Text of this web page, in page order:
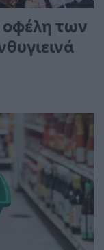
οφέλη των